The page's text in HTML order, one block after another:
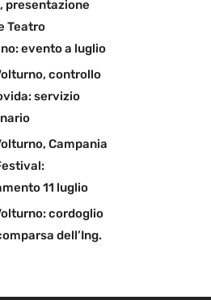
presentazione
Teatro
evento a luglio
controllo
servizio
Campania
11 luglio
cordoglio
dell’Ing.